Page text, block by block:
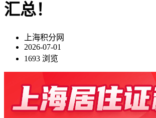
汇总！
上海积分网
2026-07-01
1693 浏览